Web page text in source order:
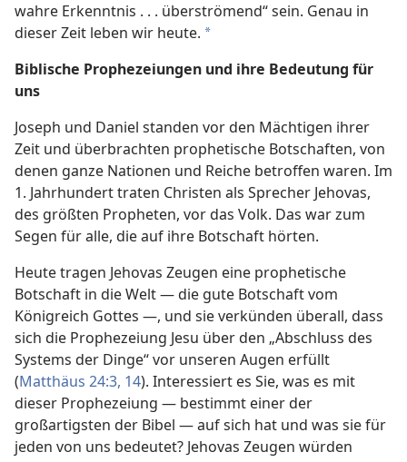
wahre Erkenntnis . . . überströmend“ sein. Genau in
dieser Zeit leben wir heute. *
Biblische Prophezeiungen und ihre Bedeutung für
uns
Joseph und Daniel standen vor den Mächtigen ihrer
Zeit und überbrachten prophetische Botschaften, von
denen ganze Nationen und Reiche betroffen waren. Im
1. Jahrhundert traten Christen als Sprecher Jehovas,
des größten Propheten, vor das Volk. Das war zum
Segen für alle, die auf ihre Botschaft hörten.
Heute tragen Jehovas Zeugen eine prophetische
Botschaft in die Welt — die gute Botschaft vom
Königreich Gottes —, und sie verkünden überall, dass
sich die Prophezeiung Jesu über den „Abschluss des
Systems der Dinge“ vor unseren Augen erfüllt
(Matthäus 24:3, 14). Interessiert es Sie, was es mit
dieser Prophezeiung — bestimmt einer der
großartigsten der Bibel — auf sich hat und was sie für
jeden von uns bedeutet? Jehovas Zeugen würden